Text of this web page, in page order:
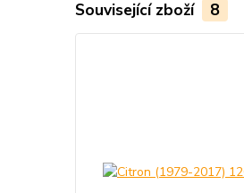
Související zboží 8